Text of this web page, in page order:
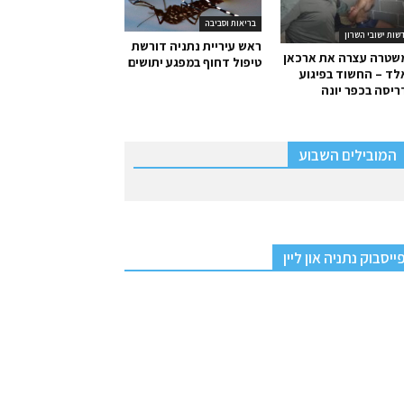
בריאות וסביבה
ראש עיריית נתניה דורשת
טיפול דחוף במפגע יתושים
ישובי השרון
עצרה את ארכאן
– החשוד בפיגוע
בכפר יונה
המובילים השבוע
פייסבוק נתניה און ליין